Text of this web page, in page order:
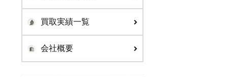
買取実績一覧
会社概要